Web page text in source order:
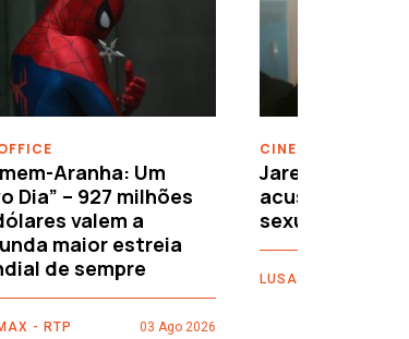
Aranha: Um
Dia” – 927 milhões
valem a
maior estreia
de sempre
- RTP
03 Ago 2026
CINEMA
Jared Leto
acusações de
sexuais
LUSA